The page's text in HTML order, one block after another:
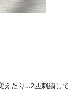
えたり…2匹刺繍して